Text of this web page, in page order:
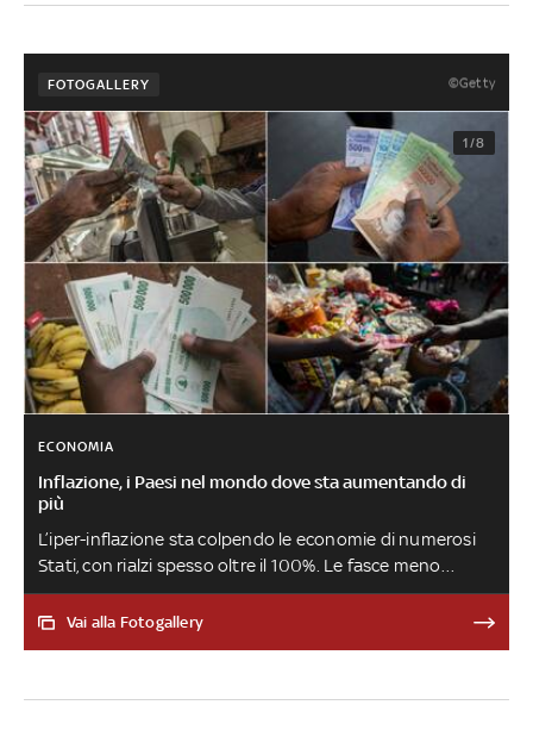
FOTOGALLERY ©Getty
1/8
ECONOMIA
Inflazione, i Paesi nel mondo dove sta aumentando di
più
L’iper-inflazione sta colpendo le economie di numerosi
Stati, con rialzi spesso oltre il 100%. Le fasce meno
abbienti sono le più colpite, con il rischio di innescare
disparità e conflitti sociali. Ecco quali sono i casi più
Vai alla Fotogallery